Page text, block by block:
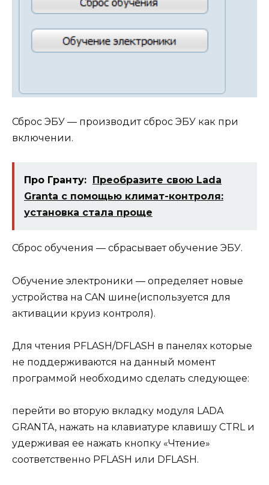
Сброс ЭБУ — производит сброс ЭБУ как при
включении.
Про Гранту:
Преобразите свою Lada
Granta с помощью климат-контроля:
установка стала проще
Сброс обучения — сбрасывает обучение ЭБУ.
Обучение электроники — определяет новые
устройства на CAN шине(используется для
активации круиз контроля).
Для чтения PFLASH/DFLASH в панелях которые
не поддерживаются на данный момент
программой необходимо сделать следующее:
перейти во вторую вкладку модуля LADA
GRANTA, нажать на клавиатуре клавишу CTRL и
удерживая ее нажать кнопку «Чтение»
соответственно PFLASH или DFLASH.